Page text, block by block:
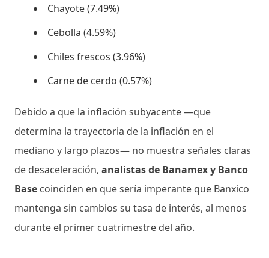
Chayote (7.49%)
Cebolla (4.59%)
Chiles frescos (3.96%)
Carne de cerdo (0.57%)
Debido a que la inflación subyacente —que
determina la trayectoria de la inflación en el
mediano y largo plazos— no muestra señales claras
de desaceleración, analistas de Banamex y Banco
Base coinciden en que sería imperante que Banxico
mantenga sin cambios su tasa de interés, al menos
durante el primer cuatrimestre del año.